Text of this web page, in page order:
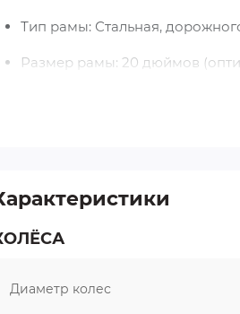
Тип рамы: Стальная,
Размер рамы: 20 дюймов
и привод:
Количество скоростей: 1
Диаметр колес